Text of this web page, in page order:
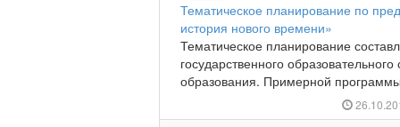
Тематическое планирование по
история нового времени»
Тематическое планирование
государственного
образования. Примерной